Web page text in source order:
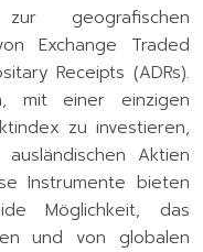
geografischen
Exchange Traded
Receipts (ADRs).
mit einer einzigen
zu investieren,
Aktien
Instrumente bieten
Möglichkeit, das
und von globalen